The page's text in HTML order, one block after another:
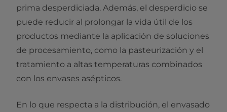
prima desperdiciada. Además, el desperdicio se
puede reducir al prolongar la vida útil de los
productos mediante la aplicación de soluciones
de procesamiento, como la pasteurización y el
tratamiento a altas temperaturas combinados
con los envases asépticos.
En lo que respecta a la distribución, el envasado